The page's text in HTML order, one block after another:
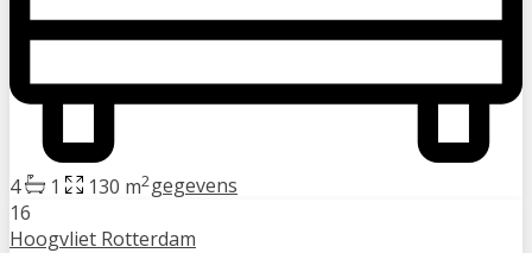
4 1 130 m2gegevens
16
Hoogvliet Rotterdam